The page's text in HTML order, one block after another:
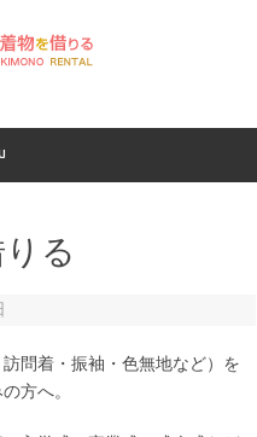
る
問着・振袖・色無地など）を
方へ。